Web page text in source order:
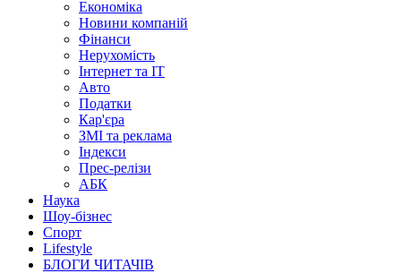
Економіка
Новини компаній
Фінанси
Нерухомість
Інтернет та IT
Авто
Податки
Кар'єра
ЗМІ та реклама
Індекси
Прес-релізи
АБК
Наука
Шоу-бізнес
Спорт
Lifestyle
БЛОГИ ЧИТАЧІВ